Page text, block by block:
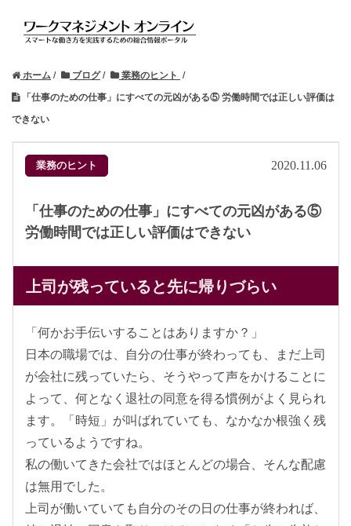
ホーム ブログ
業務のヒント
「仕事のための仕事」にすべての元凶がある⑤ 労働時間では正しい評価は
できない
業務のヒント 2020.11.06
「仕事のための仕事」にすべての元凶がある⑤
労働時間では正しい評価はできない
上司が残っていると先に帰りづらい
「何かお手伝いすることはありますか？」
日本の職場では、自分の仕事が終わっても、まだ上司
が会社に残っていたら、そうやって声をかけることに
よって、何となく退社の同意を得る慣例がよく見られ
ます。「時短」が叫ばれていても、なかなか根強く残
っているようですね。
私の働いてきた会社ではほとんどの場合、そんな配慮
は無用でした。
上司が働いていても自分のその日の仕事が終われば、